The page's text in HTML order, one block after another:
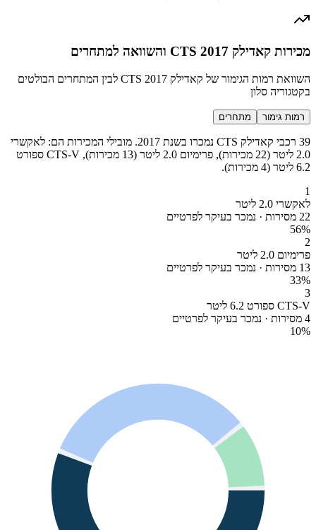
מכירות קאדילק CTS 2017 והשוואה למתחרים
השוואת רמות הגימור של קאדילק CTS 2017 לבין המתחרים הבולטים
בקטגוריה סלון
רמות גימור מתחרים
39 רכבי קאדילק CTS נמכרו בשנת 2017. מובילי המכירות הם: לאקשרי
2.0 ליטר (22 מכירות), פרימיום 2.0 ליטר (13 מכירות), CTS-V ספורט
6.2 ליטר (4 מכירות).
1
לאקשרי 2.0 ליטר
22 מסירות · נמכר בעיקר לפרטיים
56%
2
פרימיום 2.0 ליטר
13 מסירות · נמכר בעיקר לפרטיים
33%
3
CTS-V ספורט 6.2 ליטר
4 מסירות · נמכר בעיקר לפרטיים
10%